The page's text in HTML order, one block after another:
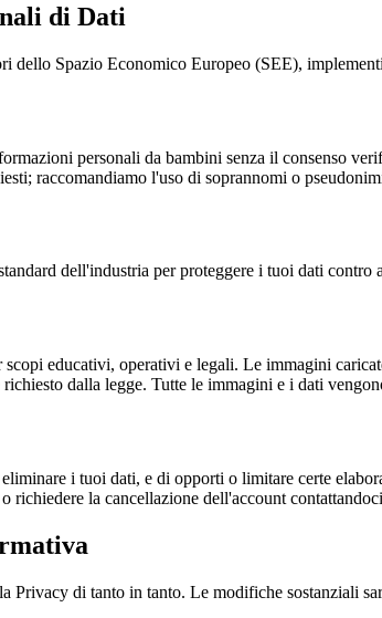
di Dati
dello Spazio Economico Europeo (SEE),
personali da bambini senza il consenso
raccomandiamo l'uso di soprannomi o
dell'industria per proteggere i tuoi dati contro
educativi, operativi e legali. Le immagini
dalla legge. Tutte le immagini e i dati
i tuoi dati, e di opporti o limitare certe
richiedere la cancellazione dell'account
Privacy di tanto in tanto. Le modifiche sostanziali